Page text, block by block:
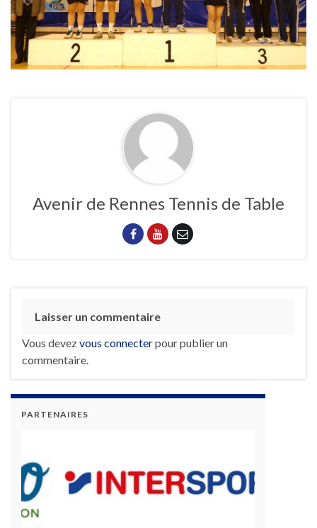
Avenir de Rennes Tennis de Table
Laisser un commentaire
Vous devezvous connecterpour publier un
commentaire.
PARTENAIRES